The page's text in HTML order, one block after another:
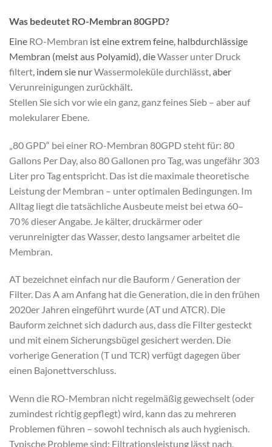
Was bedeutet RO-Membran 80GPD?
Eine RO-Membran ist eine extrem feine, halbdurchlässige
Membran (meist aus Polyamid), dieWasser unter Druck
filtert , indem sie nurWassermoleküle durchlässt , aber
Verunreinigungen zurückhält
Stellen Sie sich vor wie ein ganz, ganz feines Sieb – aber auf
molekularer Ebene.
„80 GPD“ bei einer RO-Membran 80GPD steht für: 80
Gallons Per Day, also 80 Gallonen pro Tag, was ungefähr 303
Liter pro Tag entspricht. Das ist die maximale theoretische
Leistung der Membran – unter optimalen Bedingungen. Im
Alltag liegt die tatsächliche Ausbeute meist bei etwa 60–
70 % dieser Angabe. Je kälter, druckärmer oder
verunreinigter das Wasser, desto langsamer arbeitet die
Membran.
AT bezeichnet einfach nur die Bauform / Generation der
Filter. Das A am Anfang hat die Generation, die in den frühen
2020er Jahren eingeführt wurde (AT und ATCR). Die
Bauform zeichnet sich dadurch aus, dass die Filter gesteckt
und mit einem Sicherungsbügel gesichert werden. Die
vorherige Generation (T und TCR) verfügt dagegen über
einen Bajonettverschluss.
Wenn die RO-Membran nicht regelmäßig gewechselt (oder
zumindest richtig gepflegt) wird, kann das zu mehreren
Problemen führen – sowohl technisch als auch hygienisch.
Typische Probleme sind: Filtrationsleistung lässt nach,